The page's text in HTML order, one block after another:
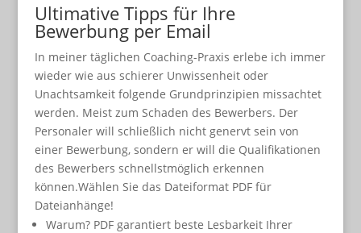
Ultimative Tipps für Ihre
Bewerbung per Email
In meiner täglichen Coaching-Praxis erlebe ich immer
wieder wie aus schierer Unwissenheit oder
Unachtsamkeit folgende Grundprinzipien missachtet
werden. Meist zum Schaden des Bewerbers. Der
Personaler will schließlich nicht genervt sein von
einer Bewerbung, sondern er will die Qualifikationen
des Bewerbers schnellstmöglich erkennen
können.Wählen Sie das Dateiformat PDF für
Dateianhänge!
Warum? PDF garantiert beste Lesbarkeit Ihrer